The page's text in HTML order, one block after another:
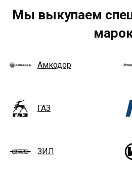
Мы выкупаем
Амкодор
ГАЗ
ЗИЛ